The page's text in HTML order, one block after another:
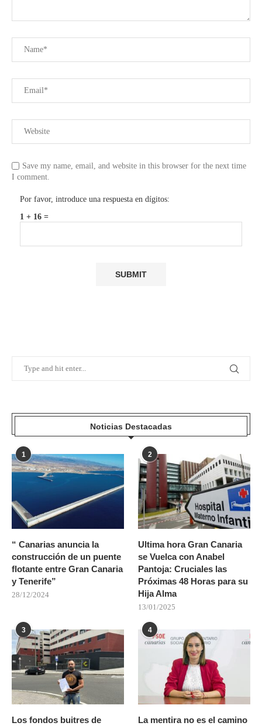
Save my name, email, and website in this browser for the next time
I comment.
Por favor, introduce una respuesta en dígitos:
1 + 16 =
Noticias Destacadas
1
“ Canarias anuncia la
construcción de un puente
flotante entre Gran Canaria
y Tenerife”
28/12/2024
2
Ultima hora Gran Canaria
se Vuelca con Anabel
Pantoja: Cruciales las
Próximas 48 Horas para su
Hija Alma
13/01/2025
3
Los fondos buitres de
4
La mentira no es el camino